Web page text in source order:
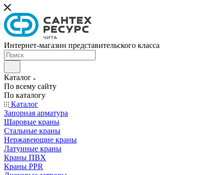
Интернет-магазин представительского класса
Каталог
По всему сайту
По каталогу
Каталог
Запорная арматура
Шаровые краны
Стальные краны
Нержавеющие краны
Латунные краны
Краны ПВХ
Краны PPR